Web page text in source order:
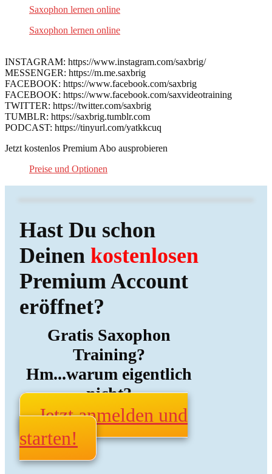
Saxophon lernen online
Saxophon lernen online
INSTAGRAM: https://www.instagram.com/saxbrig/
MESSENGER: https://m.me.saxbrig
FACEBOOK: https://www.facebook.com/saxbrig
FACEBOOK: https://www.facebook.com/saxvideotraining
TWITTER: https://twitter.com/saxbrig
TUMBLR: https://saxbrig.tumblr.com
PODCAST: https://tinyurl.com/yatkkcuq
Jetzt kostenlos Premium Abo ausprobieren
Preise und Optionen
Hast Du schon
Deinen kostenlosen
Premium Account
eröffnet?
Gratis Saxophon
Training?
Hm...warum eigentlich
nicht?
Jetzt anmelden und
starten!